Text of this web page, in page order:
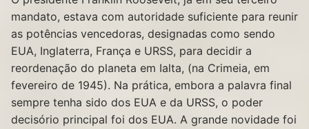
mandato, estava com autoridade suficiente para reunir
as potências vencedoras, designadas como sendo
EUA, Inglaterra, França e URSS, para decidir a
reordenação do planeta em Ialta, (na Crimeia, em
fevereiro de 1945). Na prática, embora a palavra final
sempre tenha sido dos EUA e da URSS, o poder
decisório principal foi dos EUA. A grande novidade foi